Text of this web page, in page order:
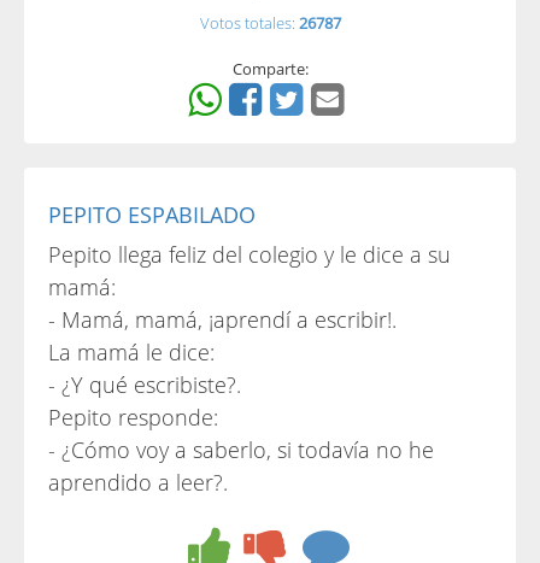
Votos totales: 26787
Comparte:
PEPITO ESPABILADO
Pepito llega feliz del colegio y le dice a su
mamá:
- Mamá, mamá, ¡aprendí a escribir!.
La mamá le dice:
- ¿Y qué escribiste?.
Pepito responde:
- ¿Cómo voy a saberlo, si todavía no he
aprendido a leer?.